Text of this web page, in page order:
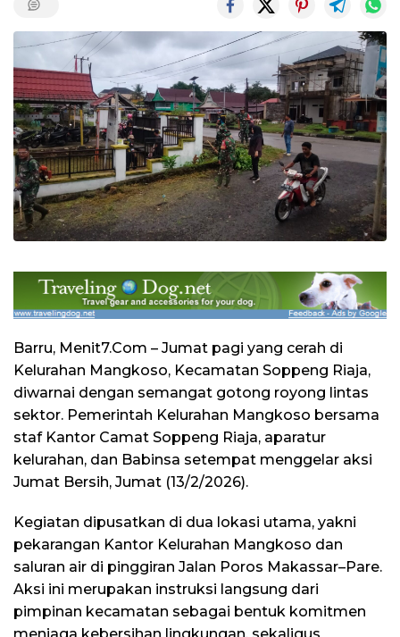
Barru, Menit7.Com – Jumat pagi yang cerah di
Kelurahan Mangkoso, Kecamatan Soppeng Riaja,
diwarnai dengan semangat gotong royong lintas
sektor. Pemerintah Kelurahan Mangkoso bersama
staf Kantor Camat Soppeng Riaja, aparatur
kelurahan, dan Babinsa setempat menggelar aksi
Jumat Bersih, Jumat (13/2/2026).
Kegiatan dipusatkan di dua lokasi utama, yakni
pekarangan Kantor Kelurahan Mangkoso dan
saluran air di pinggiran Jalan Poros Makassar–Pare.
Aksi ini merupakan instruksi langsung dari
pimpinan kecamatan sebagai bentuk komitmen